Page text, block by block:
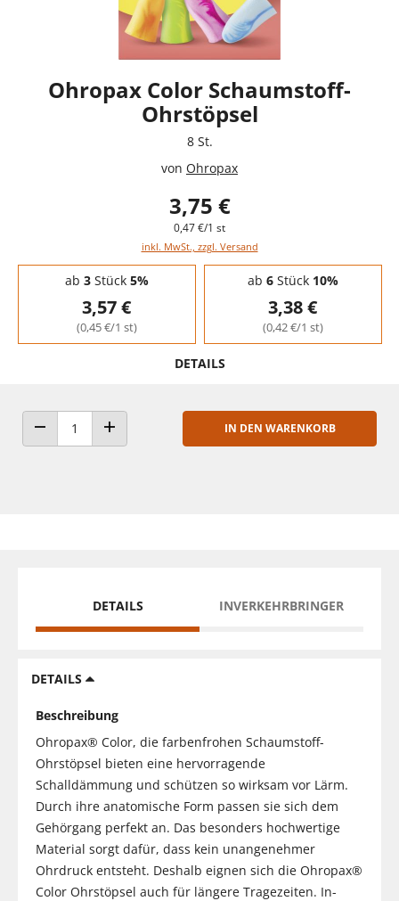
Ohropax Color Schaumstoff-
Ohrstöpsel
8 St.
von Ohropax
3,75 €
0,47 €/1 st
inkl. MwSt., zzgl. Versand
Staffelpreise - Mengenrabatt
ab 3Stück 5%
3,57 €
(0,45 €/1 st)
ab 6Stück 10%
3,38 €
(0,42 €/1 st)
DETAILS
ANZAHL VERRINGERNANZAHL ERHÖHEN
IN DEN WARENKORB
DETAILS INVERKEHRBRINGER
DETAILS
Beschreibung
Ohropax® Color, die farbenfrohen Schaumstoff-
Ohrstöpsel bieten eine hervorragende
Schalldämmung und schützen so wirksam vor Lärm.
Durch ihre anatomische Form passen sie sich dem
Gehörgang perfekt an. Das besonders hochwertige
Material sorgt dafür, dass kein unangenehmer
Ohrdruck entsteht. Deshalb eignen sich die Ohropax®
Color Ohrstöpsel auch für längere Tragezeiten. In-